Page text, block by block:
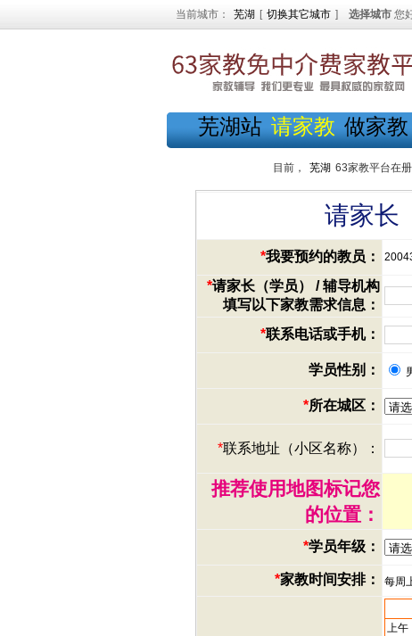
当前城市： 芜湖 [ 切换其它城市 ] 选择城市 您
芜湖站 请家教 做家教
目前， 芜湖 63家教平台在
请家长
*我要预约的教员：
*请家长（学员） / 辅导机构
填写以下家教需求信息：
*联系电话或手机：
学员性别：
*所在城区：
*联系地址（小区名称）：
推荐使用地图标记您
的位置：
*学员年级：
*家教时间安排： 每周
上午